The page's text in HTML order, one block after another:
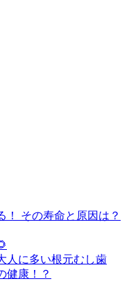
！ その寿命と原因は？
人に多い根元むし歯
健康！？